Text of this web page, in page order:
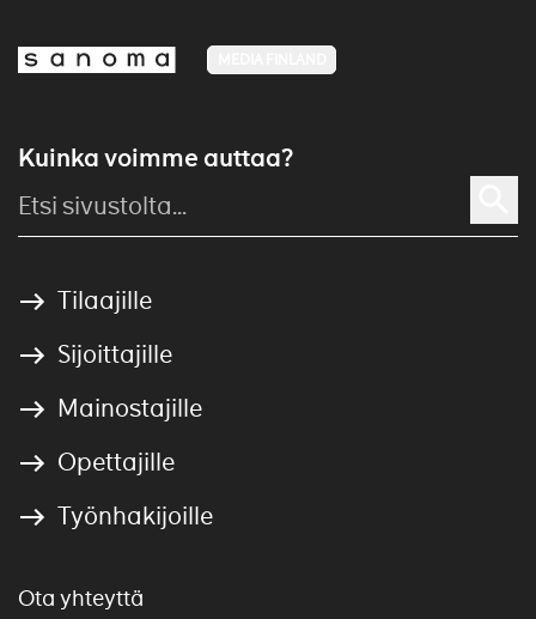
Kuinka voimme auttaa?
Tilaajille
Sijoittajille
Mainostajille
Opettajille
Työnhakijoille
Ota yhteyttä